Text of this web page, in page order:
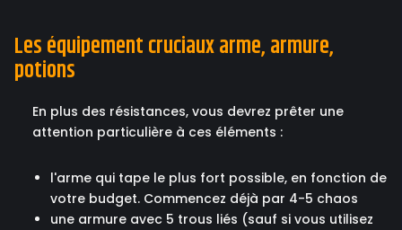
Les équipement cruciaux arme, armure,
potions
En plus des résistances, vous devrez prêter une
attention particulière à ces éléments :
l'arme qui tape le plus fort possible, en fonction de
votre budget. Commencez déjà par 4-5 chaos
une armure avec 5 trous liés (sauf si vous utilisez